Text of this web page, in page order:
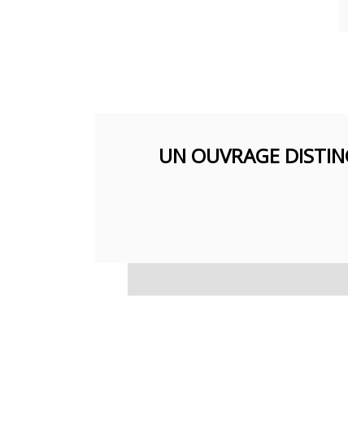
UN OUVRAGE